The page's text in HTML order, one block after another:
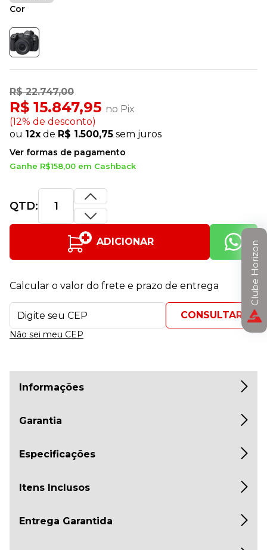
R$ 22.747,00
R$ 15.847,95 no Pix
(12% de desconto)
ou 12x de R$ 1.500,75 sem juros
Ver formas de pagamento
Ganhe R$158,00 em Cashback
Cor
QTD:
ADICIONAR
Calcular o valor do frete e prazo de entrega
Não sei meu CEP
Informações
Garantia
Especificações
Itens Inclusos
Entrega Garantida
Clube Horizon